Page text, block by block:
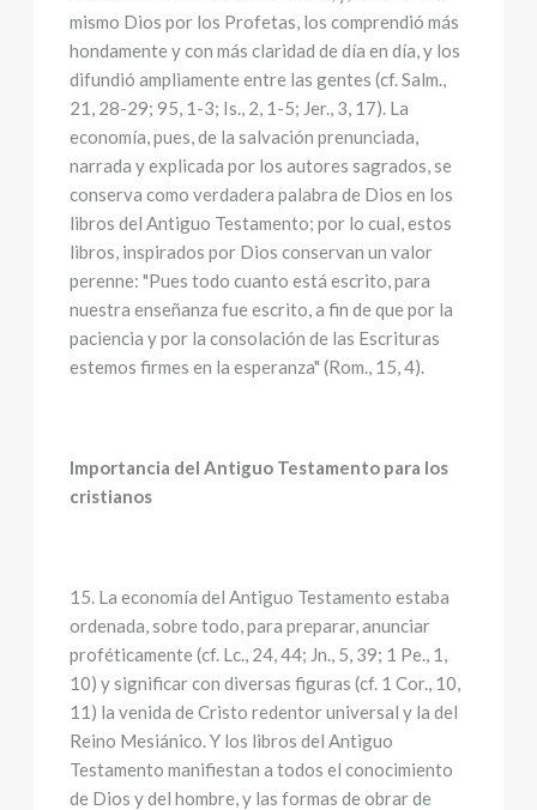
mismo Dios por los Profetas, los comprendió más
hondamente y con más claridad de día en día, y los
difundió ampliamente entre las gentes (cf. Salm.,
21, 28-29; 95, 1-3; Is., 2, 1-5; Jer., 3, 17). La
economía, pues, de la salvación prenunciada,
narrada y explicada por los autores sagrados, se
conserva como verdadera palabra de Dios en los
libros del Antiguo Testamento; por lo cual, estos
libros, inspirados por Dios conservan un valor
perenne: "Pues todo cuanto está escrito, para
nuestra enseñanza fue escrito, a fin de que por la
paciencia y por la consolación de las Escrituras
estemos firmes en la esperanza" (Rom., 15, 4).
Importancia del Antiguo Testamento para los
cristianos
15. La economía del Antiguo Testamento estaba
ordenada, sobre todo, para preparar, anunciar
proféticamente (cf. Lc., 24, 44; Jn., 5, 39; 1 Pe., 1,
10) y significar con diversas figuras (cf. 1 Cor., 10,
11) la venida de Cristo redentor universal y la del
Reino Mesiánico. Y los libros del Antiguo
Testamento manifiestan a todos el conocimiento
de Dios y del hombre, y las formas de obrar de